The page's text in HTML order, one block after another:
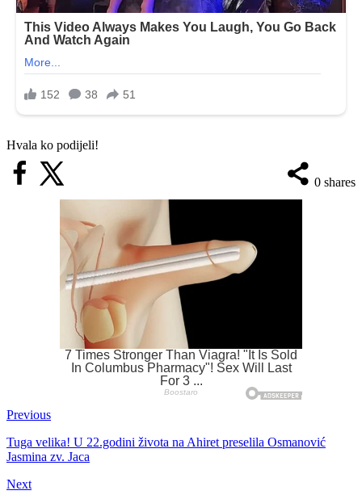
Hvala ko podijeli!
0 shares
Previous
Tuga velika! U 22.godini života na Ahiret preselila Osmanović
Jasmina zv. Jaca
Next